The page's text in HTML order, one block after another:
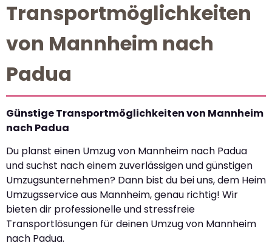
Transportmöglichkeiten
von Mannheim nach
Padua
Günstige Transportmöglichkeiten von Mannheim
nach Padua
Du planst einen Umzug von Mannheim nach Padua
und suchst nach einem zuverlässigen und günstigen
Umzugsunternehmen? Dann bist du bei uns, dem Heim
Umzugsservice aus Mannheim, genau richtig! Wir
bieten dir professionelle und stressfreie
Transportlösungen für deinen Umzug von Mannheim
nach Padua.